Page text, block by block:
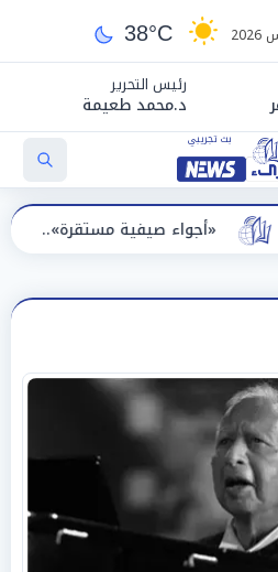
38°C
رئيس التحرير
د.محمد طعيمة
مستقرة».. «الأرصاد» تكشف